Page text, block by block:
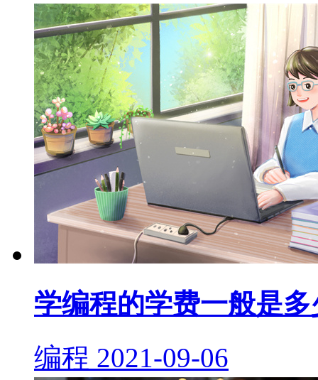
学编程的学费一般是多
编程 2021-09-06